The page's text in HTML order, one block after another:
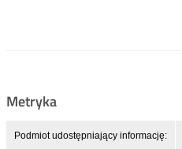
Metryka
Podmiot udostępniający informację: